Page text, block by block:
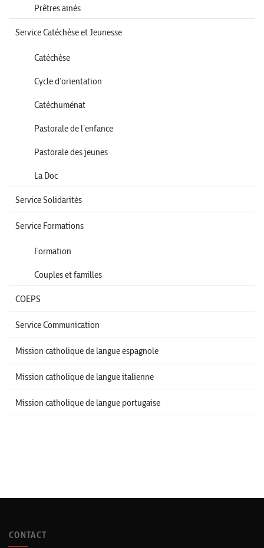
Prêtres ainés
Service Catéchèse et Jeunesse
Catéchèse
Cycle d’orientation
Catéchuménat
Pastorale de l’enfance
Pastorale des jeunes
La Doc
Service Solidarités
Service Formations
Formation
Couples et familles
COEPS
Service Communication
Mission catholique de langue espagnole
Mission catholique de langue italienne
Mission catholique de langue portugaise
CONTACT